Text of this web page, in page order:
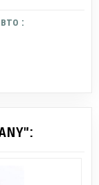
: